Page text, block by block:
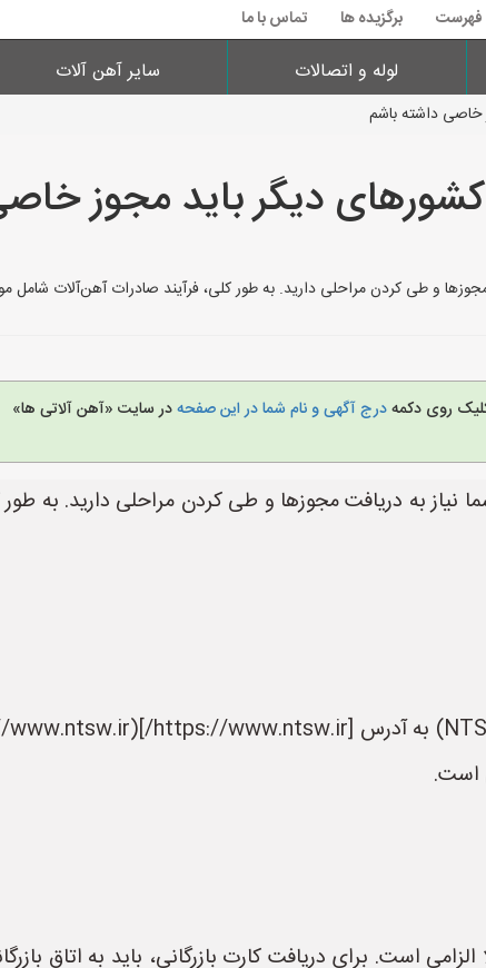
فهرست برگزیده ها تماس با ما
لوله و اتصالات سایر آهن آلات
خاصی داشته باشم
دیگر باید مجوز
و طی کردن مراحلی دارید. به طور کلی، فرآیند صادرات آهن‌آلات شامل موارد زیر
روی دکمهدرج آگهی و نام شما در این صفحهدر سایت «آهن آلاتی ها»
نیاز به دریافت مجوزها و طی کردن مراحلی دارید. به
است.
است. برای دریافت کارت بازرگانی، باید به اتاق